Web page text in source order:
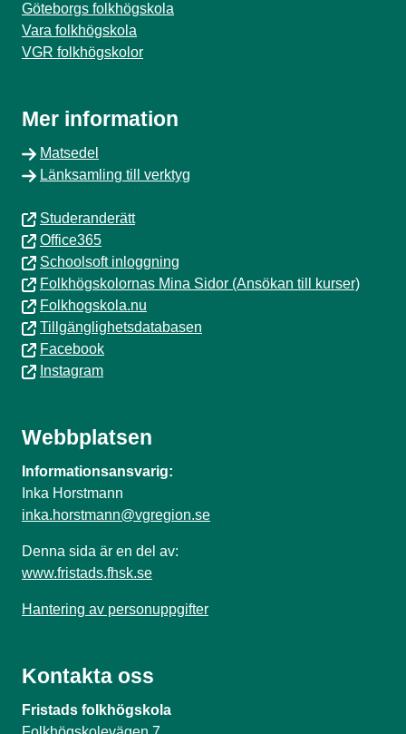
Göteborgs folkhögskola
Vara folkhögskola
VGR folkhögskolor
Mer information
Matsedel
Länksamling till verktyg
Studeranderätt
Office365
Schoolsoft inloggning
Folkhögskolornas Mina Sidor (Ansökan till kurser)
Folkhogskola.nu
Tillgänglighetsdatabasen
Facebook
Instagram
Webbplatsen
Informationsansvarig:
Inka Horstmann
inka.horstmann@vgregion.se
Denna sida är en del av:
www.fristads.fhsk.se
Hantering av personuppgifter
Kontakta oss
Fristads folkhögskola